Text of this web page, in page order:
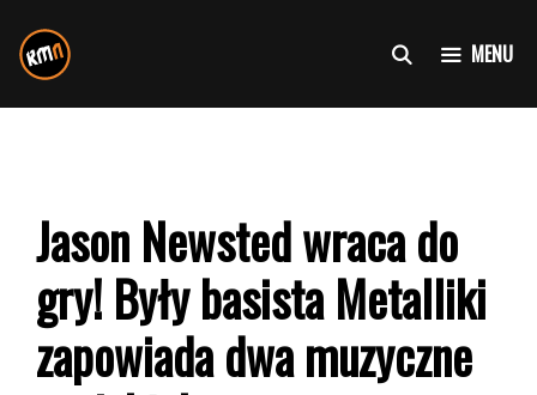
do
treści
MENU
Jason Newsted wraca do
gry! Były basista Metalliki
zapowiada dwa muzyczne